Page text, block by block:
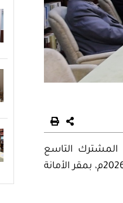
المشترك التاسع
وذلك يوم الاثنين 7 من شهر رجب 1447هـ الموافق 26 من شهر يناير 2026م، بمقر الأمانة